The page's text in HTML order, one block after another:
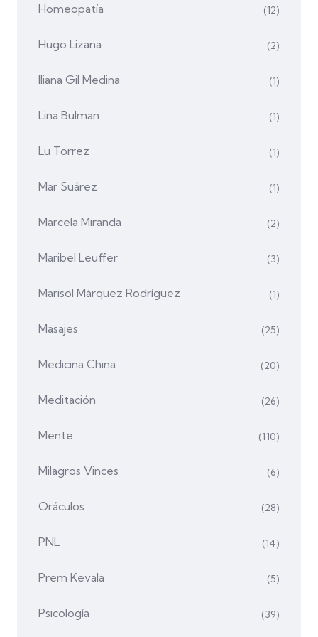
Homeopatía (12)
Hugo Lizana (2)
Iliana Gil Medina (1)
Lina Bulman (1)
Lu Torrez (1)
Mar Suárez (1)
Marcela Miranda (2)
Maribel Leuffer (3)
Marisol Márquez Rodríguez (1)
Masajes (25)
Medicina China (20)
Meditación (26)
Mente (110)
Milagros Vinces (6)
Oráculos (28)
PNL (14)
Prem Kevala (5)
Psicología (39)